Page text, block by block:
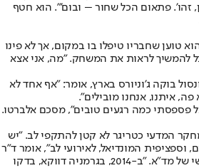
פתאום הכל שחור – ובום’”. הוא חטף
טוען שחבריו טיפלו בו במקום, אך לא פינו
להמשיך לראות את המשחק. "מה, אני אצא
בוקה ג’וניורס בארץ, אומר: "אף אחד לא
איתנו, אנחנו מובילים”.
פספסתי כמה רגעים טובים”, מסכם אלברטו.
המדעי כטריגר לא קטן להתקפי לב. "יש
וספציפית המונדיאל, לאירועי לב”, אומר ד”ר
שפיר בוטנר, הפרמדיק הראשי של מד”א. "ב-2014, בגרמניה דווקא, בדקו